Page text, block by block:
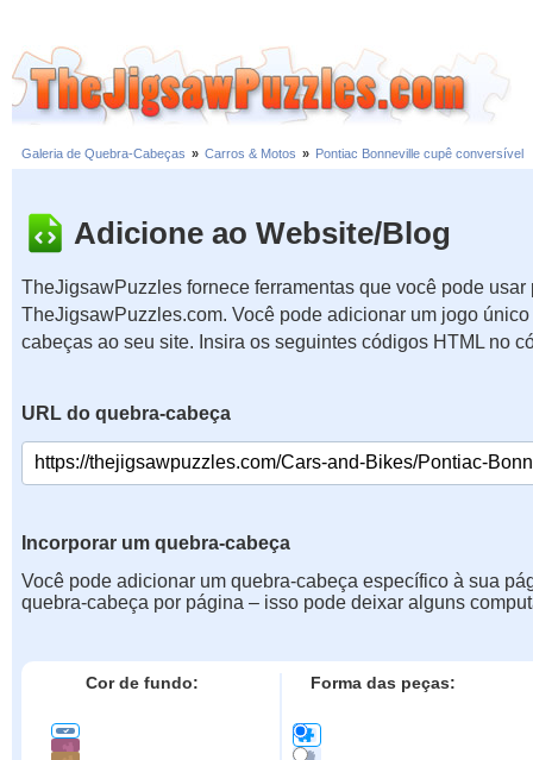
Galeria de Quebra-Cabeças » Carros & Motos » Pontiac Bonneville cupê conversível
Adicione ao Website/Blog
TheJigsawPuzzles fornece ferramentas que você pode usar
TheJigsawPuzzles.com. Você pode adicionar um jogo
cabeças ao seu site. Insira os seguintes códigos HTML no
URL do quebra-cabeça
Incorporar um quebra-cabeça
Você pode adicionar um quebra-cabeça específico à sua
quebra-cabeça por página – isso pode deixar alguns
Cor de fundo: Forma das peças: